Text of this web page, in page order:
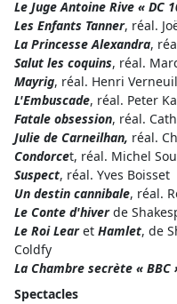
Le Juge Antoine Rive « DC
Les Enfants Tanner, réal.
La Princesse Alexandra,
Salut les coquins, réal.
Mayrig, réal. Henri Verneuil
L'Embuscade, réal. Peter
Fatale obsession, réal.
Julie de Carneilhan, réal.
Condorcet, réal. Michel
Suspect, réal. Yves Boisset
Un destin cannibale, réal.
Le Conte d'hiverde
Le Roi Learet Hamlet, de
Coldfy
La Chambre secrète « BBC
Spectacles